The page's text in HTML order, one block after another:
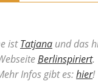
istTatjana und das
Berlinspiriert.
Infos gibt es:hier!